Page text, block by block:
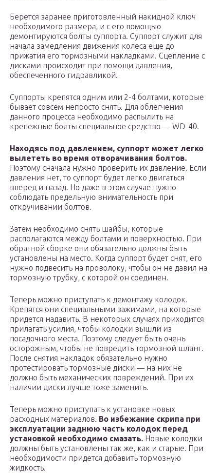
Берется заранее приготовленный накидной ключ
необходимого размера, и с его помощью
демонтируются болты суппорта. Суппорт служит для
начала замедления движения колеса еще до
прижатия его тормозными накладками. Сцепление с
дисками происходит при помощи давления,
обеспеченного гидравликой.
Суппорты крепятся одним или 2-4 болтами, которые
бывает совсем непросто снять. Для облегчения
данного процесса необходимо распылить на
крепежные болты специальное средство — WD-40.
Находясь под давлением, суппорт может легко
вылететь во время отворачивания болтов.
Поэтому сначала нужно проверить их давление. Если
давления нет, то суппорт будет легко двигаться
вперед и назад. Но даже в этом случае нужно
соблюдать предельную внимательность при
откручивании болтов.
Затем необходимо снять шайбы, которые
располагаются между болтами и поверхностью. При
обратной сборке они обязательно должны быть
установлены на место. Когда суппорт будет снят, его
нужно подвесить на проволоку, чтобы он не давил на
тормозную трубку, с которой он соединен.
Теперь можно приступать к демонтажу колодок.
Крепятся они специальными зажимами, на которые
придется надавить. В некоторых случаях приходится
прилагать усилия, чтобы колодки вышли из
посадочного места. Поэтому следует быть очень
осторожным, чтобы не повредить тормозной шланг.
После снятия накладок обязательно нужно
протестировать тормозные диски — на них не
должно быть механических повреждений. При их
наличии диски лучше тоже заменить.
Теперь можно приступать к установке новых
расходных материалов. Во избежание скрипа при
эксплуатации заднюю часть колодок перед
установкой необходимо смазать. Новые колодки
должны быть установлены так же, как и старые. При
необходимости придется добавить тормозную
жидкость.